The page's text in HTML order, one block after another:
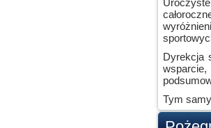
Dyrekcja
wsparcie,
Tym